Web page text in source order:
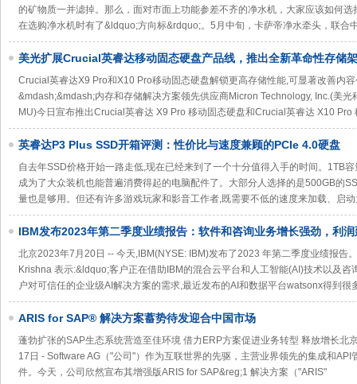
的矿物质一并滤掉。那么，面对市面上功能参差不齐的净水机，大家应该如何
在选购净水机时有了&ldquo;方向标&rdquo;。5月中旬，卡萨帝净水牵头，联合
美光扩展Crucial英睿达移动固态硬盘产品线，推出全新革命性存储
Crucial英睿达X9 Pro和X10 Pro移动固态硬盘解锁更高存储性能,可显著改善内
&mdash;&mdash;内存和存储解决方案领先供应商Micron Technology, Inc.(美
MU)今日宣布推出Crucial英睿达 X9 Pro 移动固态硬盘和Crucial英睿达 X10 Pro
英睿达P3 Plus SSD开箱评测：性价比与速度兼顾的PCIe 4.0硬盘
自去年SSD价格开始一路走低,现在已经来到了一个十分值得入手的时间。1TB
成为了大众装机也能普遍消费得起的电脑配件了。大部分人选择的是500GB的
量也是够用。但还有许多游戏玩家和影音工作者,既需要不低的速度来加载、启
IBM发布2023年第二季度业绩报告：软件和咨询业务增长强劲，利
北京2023年7月20日 -- 今天,IBM(NYSE: IBM)发布了2023 年第二季度业绩报告
Krishna 表示:&ldquo;客户正在借助IBM的混合云平台和人工智能(AI)技术以及
户对可信任的企业级AI解决方案的需求,最近发布的AI和数据平台watsonx得到很
ARIS for SAP® 解决方案蓄势待发迎合中国市场
蓬勃扩张的SAP生态系统营造至佳环境 借力ERP方案促进业务转型 释放增长北
17日 - Software AG（"公司"）作为互联世界的先驱，主营业界领先的集成和
件。今天，公司欣然宣布其增强版ARIS for SAP&reg;1 解决方案（"ARIS"